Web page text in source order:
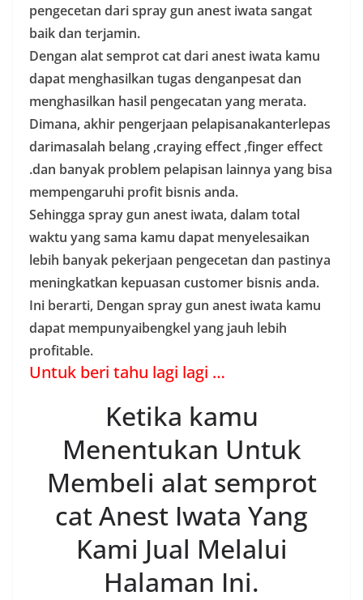
pengecetan dari spray gun anest iwata sangat
baik dan terjamin.
Dengan alat semprot cat dari anest iwata kamu
dapat menghasilkan tugas denganpesat dan
menghasilkan hasil pengecatan yang merata.
Dimana, akhir pengerjaan pelapisanakanterlepas
darimasalah belang ,craying effect ,finger effect
.dan banyak problem pelapisan lainnya yang bisa
mempengaruhi profit bisnis anda.
Sehingga spray gun anest iwata, dalam total
waktu yang sama kamu dapat menyelesaikan
lebih banyak pekerjaan pengecetan dan pastinya
meningkatkan kepuasan customer bisnis anda.
Ini berarti, Dengan spray gun anest iwata kamu
dapat mempunyaibengkel yang jauh lebih
profitable.
Untuk beri tahu lagi lagi …
Ketika kamu
Menentukan Untuk
Membeli alat semprot
cat Anest Iwata Yang
Kami Jual Melalui
Halaman Ini.